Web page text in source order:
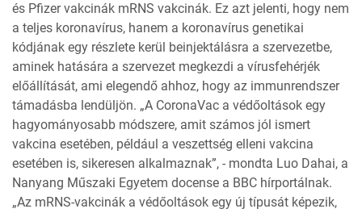
és Pfizer vakcinák mRNS vakcinák. Ez azt jelenti, hogy nem
a teljes koronavírus, hanem a koronavírus genetikai
kódjának egy részlete kerül beinjektálásra a szervezetbe,
aminek hatására a szervezet megkezdi a vírusfehérjék
előállítását, ami elegendő ahhoz, hogy az immunrendszer
támadásba lendüljön. „A CoronaVac a védőoltások egy
hagyományosabb módszere, amit számos jól ismert
vakcina esetében, például a veszettség elleni vakcina
esetében is, sikeresen alkalmaznak”, - mondta Luo Dahai, a
Nanyang Műszaki Egyetem docense a BBC hírportálnak.
„Az mRNS-vakcinák a védőoltások egy új típusát képezik,